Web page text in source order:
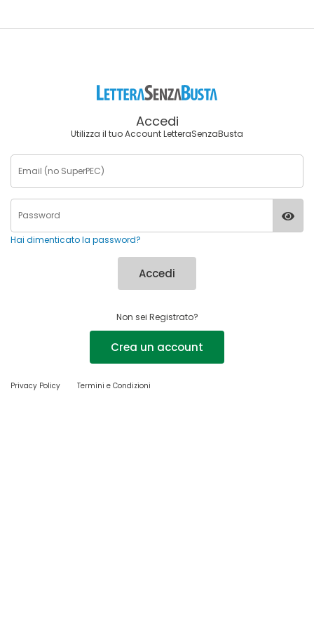
Accedi
Utilizza il tuo Account LetteraSenzaBusta
Hai dimenticato la password?
Accedi
Non sei Registrato?
Crea un account
Privacy Policy Termini e Condizioni